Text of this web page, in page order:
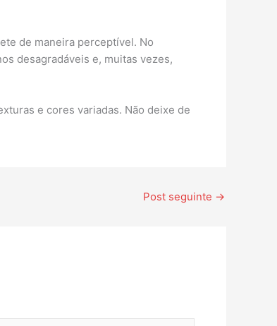
de maneira perceptível. No
desagradáveis e, muitas vezes,
e cores variadas. Não deixe de
Post seguinte →